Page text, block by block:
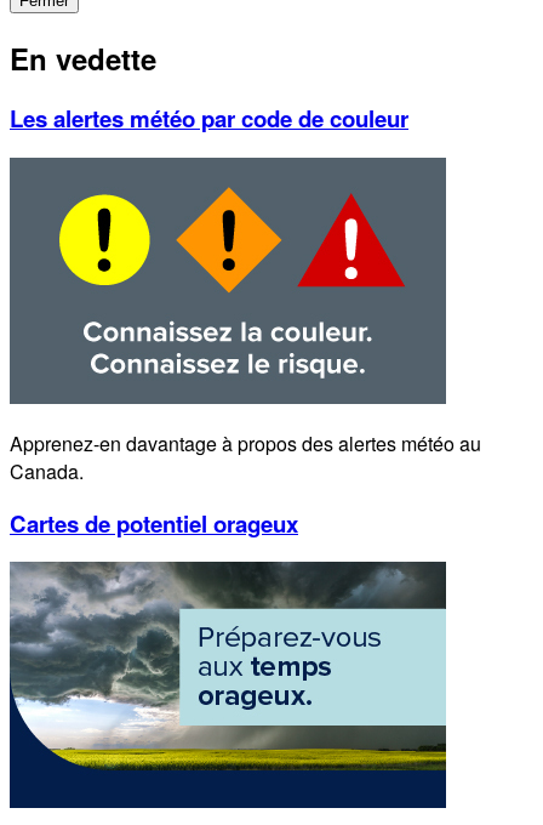
En vedette
Les alertes météo par code de couleur
Apprenez-en davantage à propos des alertes météo au
Canada.
Cartes de potentiel orageux